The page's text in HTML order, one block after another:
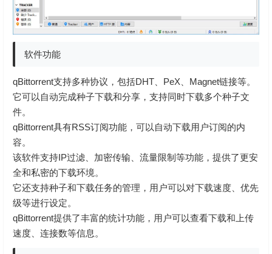
软件功能
qBittorrent支持多种协议，包括DHT、PeX、Magnet链接等。
它可以自动完成种子下载和分享，支持同时下载多个种子文
件。
qBittorrent具有RSS订阅功能，可以自动下载用户订阅的内
容。
该软件支持IP过滤、加密传输、流量限制等功能，提供了更安
全和私密的下载环境。
它还支持种子和下载任务的管理，用户可以对下载速度、优先
级等进行设定。
qBittorrent提供了丰富的统计功能，用户可以查看下载和上传
速度、连接数等信息。